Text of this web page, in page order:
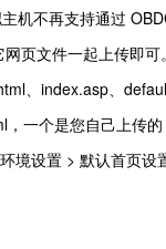
机不再支持通过
页文件一起上传即可
、index.asp、
一个是您自己上传
境设置 > 默认首页设